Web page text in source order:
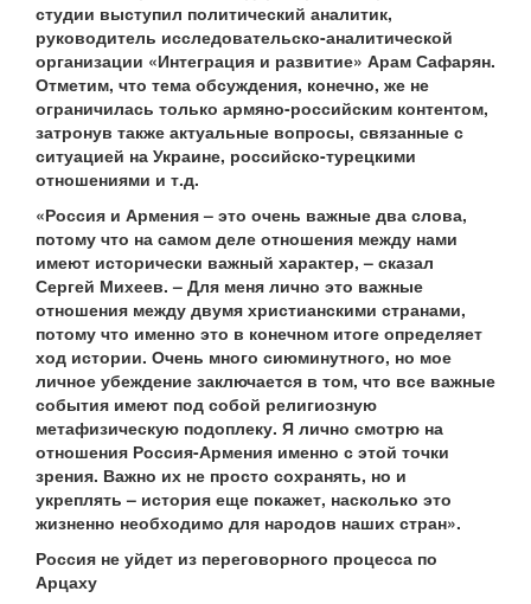
студии выступил политический аналитик,
руководитель исследовательско-аналитической
организации «Интеграция и развитие» Арам Сафарян.
Отметим, что тема обсуждения, конечно, же не
ограничилась только армяно-российским контентом,
затронув также актуальные вопросы, связанные с
ситуацией на Украине, российско-турецкими
отношениями и т.д.
«Россия и Армения – это очень важные два слова,
потому что на самом деле отношения между нами
имеют исторически важный характер, – сказал
Сергей Михеев. – Для меня лично это важные
отношения между двумя христианскими странами,
потому что именно это в конечном итоге определяет
ход истории. Очень много сиюминутного, но мое
личное убеждение заключается в том, что все важные
события имеют под собой религиозную
метафизическую подоплеку. Я лично смотрю на
отношения Россия-Армения именно с этой точки
зрения. Важно их не просто сохранять, но и
укреплять – история еще покажет, насколько это
жизненно необходимо для народов наших стран».
Россия не уйдет из переговорного процесса по
Арцаху